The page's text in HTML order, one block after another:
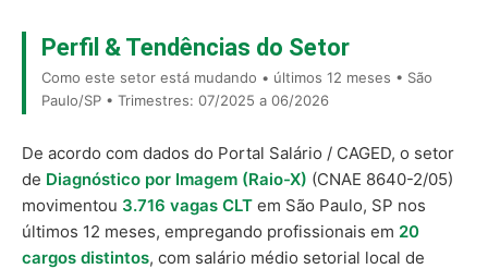
Perfil & Tendências do Setor
Como este setor está mudando • últimos 12 meses • São
Paulo/SP • Trimestres: 07/2025 a 06/2026
De acordo com dados do Portal Salário / CAGED, o setor
de Diagnóstico por Imagem (Raio-X) (CNAE 8640-2/05)
movimentou 3.716 vagas CLT em São Paulo, SP nos
últimos 12 meses, empregando profissionais em 20
cargos distintos, com salário médio setorial local de